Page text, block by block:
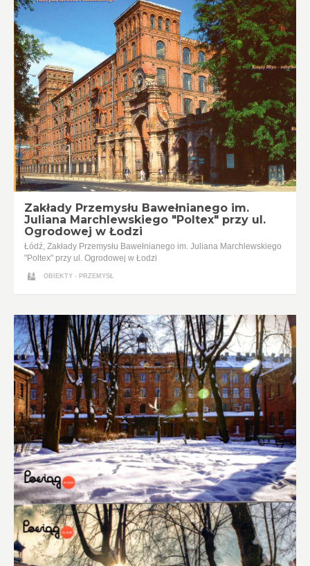
Zakłady Przemysłu Bawełnianego im.
Juliana Marchlewskiego "Poltex" przy ul.
Ogrodowej w Łodzi
Łódź, Zakłady Przemysłu Bawełnianego im. Juliana Marchlewskiego
"Poltex" przy ul. Ogrodowej w Łodzi
OBIEKTY - PRZEMYSŁ